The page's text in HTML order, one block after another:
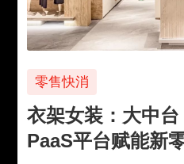
零售快消
衣架女装：大中
PaaS平台赋能新